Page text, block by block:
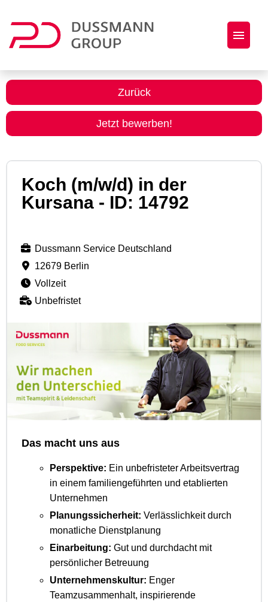
Jobs
Initiativbewerbung
Zurück
Jetzt bewerben!
Koch (m/w/d) in der
Kursana - ID: 14792
Dussmann Service Deutschland
12679 Berlin
Vollzeit
Unbefristet
Das macht uns aus
Perspektive: Ein unbefristeter Arbeitsvertrag
in einem familiengeführten und etablierten
Unternehmen
Planungssicherheit: Verlässlichkeit durch
monatliche Dienstplanung
Einarbeitung: Gut und durchdacht mit
persönlicher Betreuung
Unternehmenskultur: Enger
Teamzusammenhalt, inspirierende